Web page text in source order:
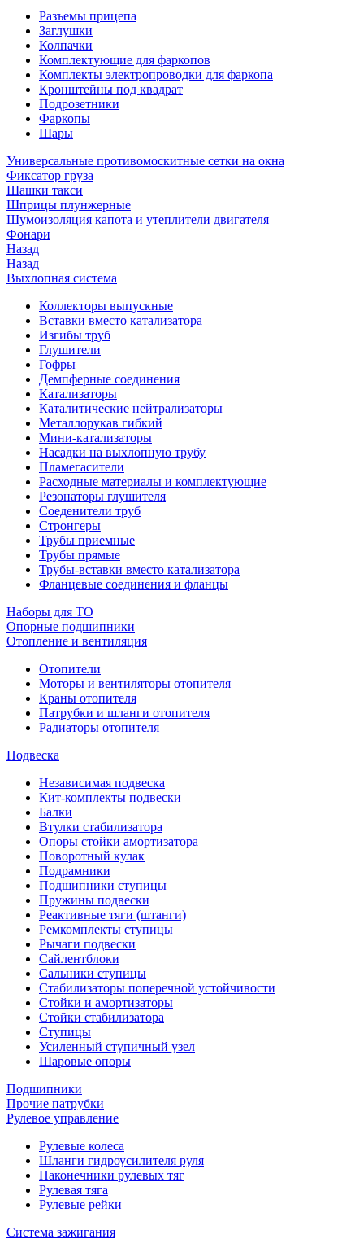
Разъемы прицепа
Заглушки
Колпачки
Комплектующие для фаркопов
Комплекты электропроводки для фаркопа
Кронштейны под квадрат
Подрозетники
Фаркопы
Шары
Универсальные противомоскитные сетки на окна
Фиксатор груза
Шашки такси
Шприцы плунжерные
Шумоизоляция капота и утеплители двигателя
Фонари
Назад
Назад
Выхлопная система
Коллекторы выпускные
Вставки вместо катализатора
Изгибы труб
Глушители
Гофры
Демпферные соединения
Катализаторы
Каталитические нейтрализаторы
Металлорукав гибкий
Мини-катализаторы
Насадки на выхлопную трубу
Пламегасители
Расходные материалы и комплектующие
Резонаторы глушителя
Соеденители труб
Стронгеры
Трубы приемные
Трубы прямые
Трубы-вставки вместо катализатора
Фланцевые соединения и фланцы
Наборы для ТО
Опорные подшипники
Отопление и вентиляция
Отопители
Моторы и вентиляторы отопителя
Краны отопителя
Патрубки и шланги отопителя
Радиаторы отопителя
Подвеска
Независимая подвеска
Кит-комплекты подвески
Балки
Втулки стабилизатора
Опоры стойки амортизатора
Поворотный кулак
Подрамники
Подшипники ступицы
Пружины подвески
Реактивные тяги (штанги)
Ремкомплекты ступицы
Рычаги подвески
Сайлентблоки
Сальники ступицы
Стабилизаторы поперечной устойчивости
Стойки и амортизаторы
Стойки стабилизатора
Ступицы
Усиленный ступичный узел
Шаровые опоры
Подшипники
Прочие патрубки
Рулевое управление
Рулевые колеса
Шланги гидроусилителя руля
Наконечники рулевых тяг
Рулевая тяга
Рулевые рейки
Система зажигания